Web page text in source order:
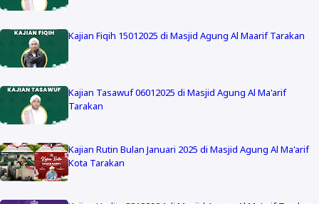
Kajian Fiqih 15012025 di Masjid Agung Al Maarif Tarakan
Kajian Tasawuf 06012025 di Masjid Agung Al Ma'arif
Tarakan
Kajian Rutin Bulan Januari 2025 di Masjid Agung Al Ma'arif
Kota Tarakan